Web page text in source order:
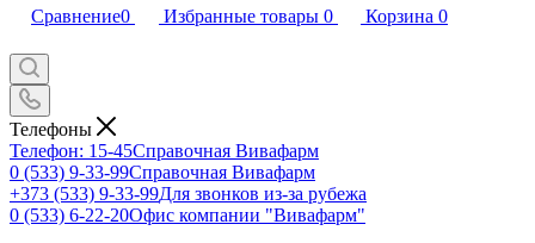
Сравнение0 Избранные товары 0 Корзина 0
Телефоны
Телефон: 15-45Справочная Вивафарм
0 (533) 9-33-99Справочная Вивафарм
+373 (533) 9-33-99Для звонков из-за рубежа
0 (533) 6-22-20Офис компании "Вивафарм"